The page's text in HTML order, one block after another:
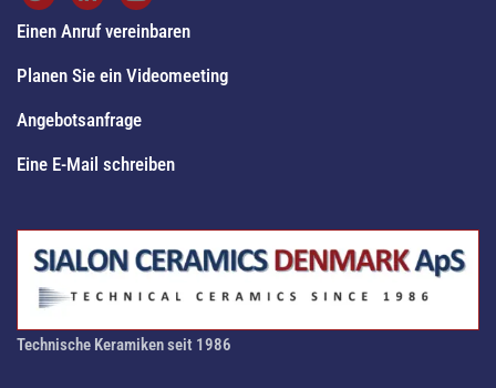
Einen Anruf vereinbaren
Planen Sie ein Videomeeting
Angebotsanfrage
Eine E-Mail schreiben
Technische Keramiken seit 1986